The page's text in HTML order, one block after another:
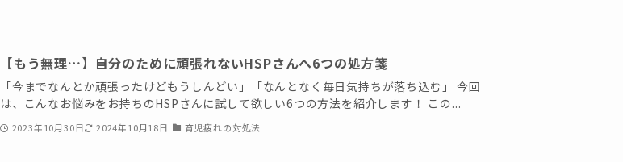
【もう無理…】自分のために頑張れないHSPさんへ6つの処方箋
「今までなんとか頑張ったけどもうしんどい」「なんとなく毎日気持ちが落ち込む」 今回
は、こんなお悩みをお持ちのHSPさんに試して欲しい6つの方法を紹介します！ この...
2023年10月30日 2024年10月18日 育児疲れの対処法